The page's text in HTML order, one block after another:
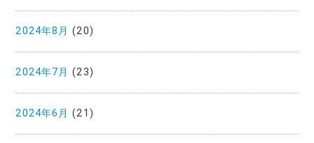
2024年8月 (20)
2024年7月 (23)
2024年6月 (21)